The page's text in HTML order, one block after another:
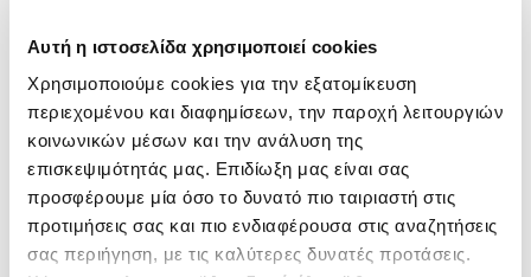
Αυτή η ιστοσελίδα χρησιμοποιεί cookies
Χρησιμοποιούμε cookies για την εξατομίκευση
περιεχομένου και διαφημίσεων, την παροχή λειτουργιών
κοινωνικών μέσων και την ανάλυση της
επισκεψιμότητάς μας. Επιδίωξη μας είναι σας
προσφέρουμε μία όσο το δυνατό πιο ταιριαστή στις
προτιμήσεις σας και πιο ενδιαφέρουσα στις αναζητήσεις
σας περιήγηση, με τις καλύτερες δυνατές προτάσεις.